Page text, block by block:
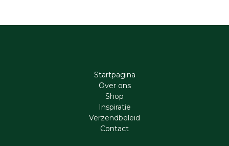
Startpagina
Ove​r​ ons
Shop
Inspiratie
Verzendbeleid
Cont​act